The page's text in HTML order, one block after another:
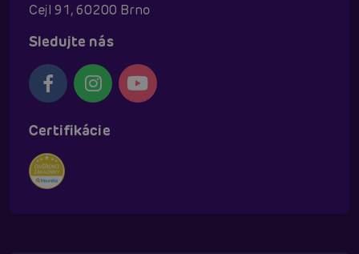
Cejl 91, 60200 Brno
Sledujte nás
Certifikácie